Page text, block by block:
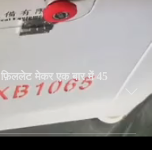
फ़िललेट मेकर एक बार में 45